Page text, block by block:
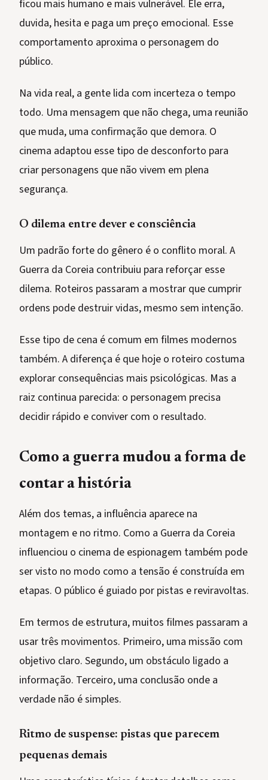
ficou mais humano e mais vulnerável. Ele erra,
duvida, hesita e paga um preço emocional. Esse
comportamento aproxima o personagem do
público.
Na vida real, a gente lida com incerteza o tempo
todo. Uma mensagem que não chega, uma reunião
que muda, uma confirmação que demora. O
cinema adaptou esse tipo de desconforto para
criar personagens que não vivem em plena
segurança.
O dilema entre dever e consciência
Um padrão forte do gênero é o conflito moral. A
Guerra da Coreia contribuiu para reforçar esse
dilema. Roteiros passaram a mostrar que cumprir
ordens pode destruir vidas, mesmo sem intenção.
Esse tipo de cena é comum em filmes modernos
também. A diferença é que hoje o roteiro costuma
explorar consequências mais psicológicas. Mas a
raiz continua parecida: o personagem precisa
decidir rápido e conviver com o resultado.
Como a guerra mudou a forma de
contar a história
Além dos temas, a influência aparece na
montagem e no ritmo. Como a Guerra da Coreia
influenciou o cinema de espionagem também pode
ser visto no modo como a tensão é construída em
etapas. O público é guiado por pistas e reviravoltas.
Em termos de estrutura, muitos filmes passaram a
usar três movimentos. Primeiro, uma missão com
objetivo claro. Segundo, um obstáculo ligado a
informação. Terceiro, uma conclusão onde a
verdade não é simples.
Ritmo de suspense: pistas que parecem
pequenas demais